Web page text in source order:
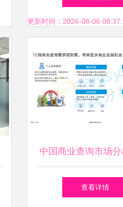
更新时间：2026-08-06
中国商业查询市场
查看详情